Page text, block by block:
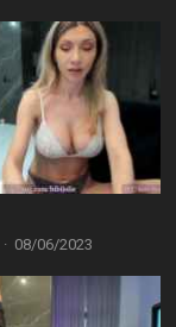
· 08/06/2023